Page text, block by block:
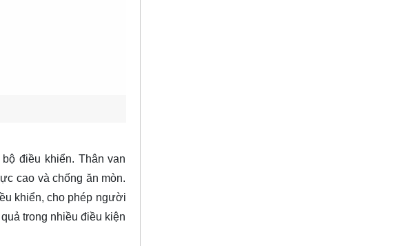
điều khiển. Thân van
cao và chống ăn mòn.
khiển, cho phép người
trong nhiều điều kiện